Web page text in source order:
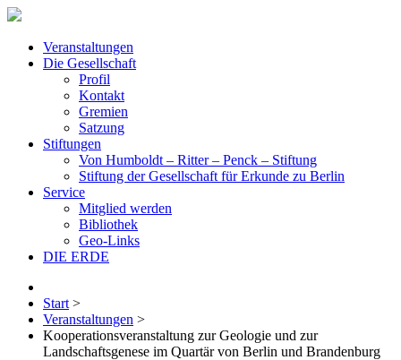
Veranstaltungen
Die Gesellschaft
Profil
Kontakt
Gremien
Satzung
Stiftungen
Von Humboldt – Ritter – Penck – Stiftung
Stiftung der Gesellschaft für Erkunde zu Berlin
Service
Mitglied werden
Bibliothek
Geo-Links
DIE ERDE
Start >
Veranstaltungen >
Kooperationsveranstaltung zur Geologie und zur
Landschaftsgenese im Quartär von Berlin und Brandenburg